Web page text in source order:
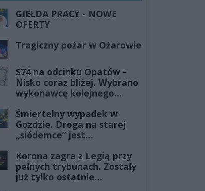
GIEŁDA PRACY - NOWE
OFERTY
Tragiczny pożar w Ożarowie
S74 na odcinku Opatów -
Nisko coraz bliżej. Wybrano
wykonawcę kolejnego
Śmiertelny wypadek w
Gozdzie. Droga na starej
„siódemce” jest
Korona zagra z Legią przy
pełnych trybunach. Zostały
już tylko ostatnie